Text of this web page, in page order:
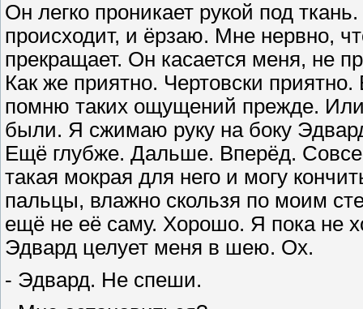
Он легко проникает рукой под
происходит, и ёрзаю. Мне нервно,
прекращает. Он касается меня, не
Как же приятно. Чертовски
помню таких ощущений прежде.
были. Я сжимаю руку на боку
Ещё глубже. Дальше. Вперёд.
такая мокрая для него и могу
пальцы, влажно скользя по моим
ещё не её саму. Хорошо. Я пока не
Эдвард целует меня в шею. Ох.
- Эдвард. Не спеши.